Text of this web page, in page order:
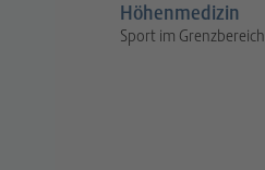
Höhenmedizin
Sport im Grenzbereich